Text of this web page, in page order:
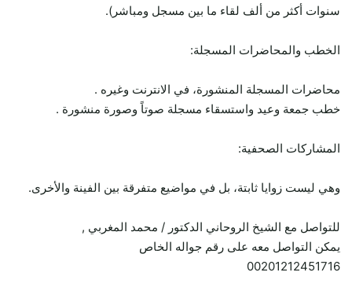
سنوات أكثر من ألف لقاء ما بين مسجل ومباشر).
الخطب والمحاضرات المسجلة:
محاضرات المسجلة المنشورة، في الانترنت وغيره .
خطب جمعة وعيد واستسقاء مسجلة صوتاً وصورة منشورة .
المشاركات الصحفية:
وهي ليست زوايا ثابتة، بل في مواضيع متفرقة بين الفينة والأخرى.
للتواصل مع الشيخ الروحاني الدكتور / محمد المغربي ,
يمكن التواصل معه على رقم جواله الخاص
00201212451716